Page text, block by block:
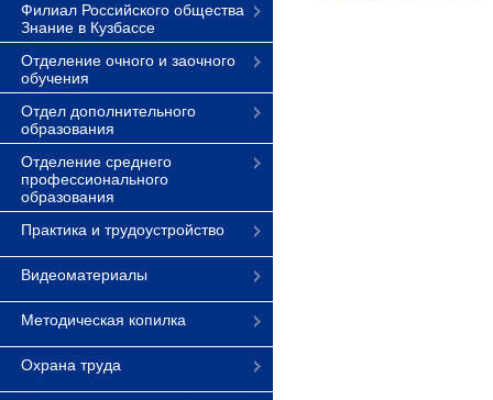
Филиал Российского общества
Знание в Кузбассе
Отделение очного и заочного
обучения
Отдел дополнительного
образования
Отделение среднего
профессионального
образования
Практика и трудоустройство
Видеоматериалы
Методическая копилка
Охрана труда